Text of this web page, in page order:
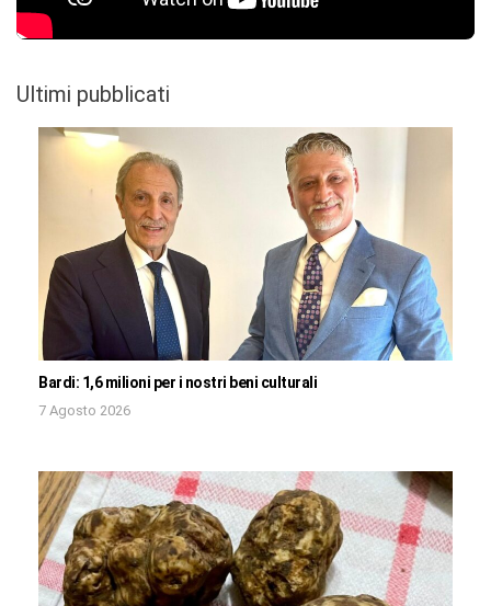
Ultimi pubblicati
Bardi: 1,6 milioni per i nostri beni culturali
7 Agosto 2026